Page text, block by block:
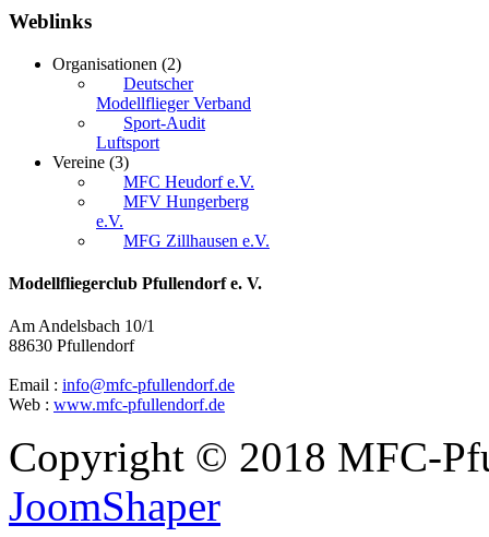
Weblinks
Organisationen (2)
Deutscher
Modellflieger Verband
Sport-Audit
Luftsport
Vereine (3)
MFC Heudorf e.V.
MFV Hungerberg
e.V.
MFG Zillhausen e.V.
Modellfliegerclub Pfullendorf e. V.
Am Andelsbach 10/1
88630 Pfullendorf
Email : info@mfc-pfullendorf.de
Web : www.mfc-pfullendorf.de
Copyright © 2018 MFC-
JoomShaper